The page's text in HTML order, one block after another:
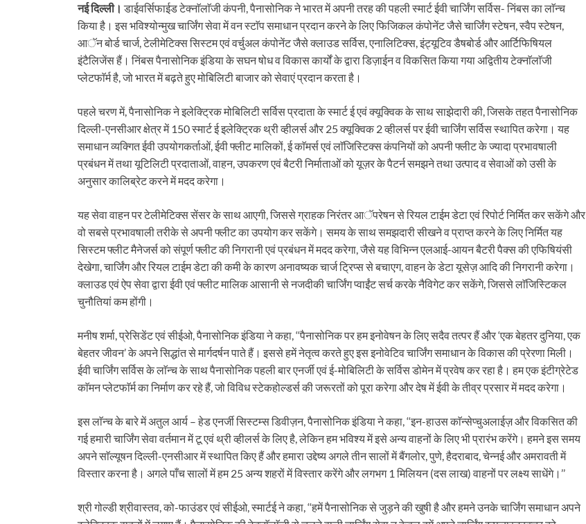
नई दिल्ली। डाईवर्सिफाईड टेक्नाॅलाॅजी कंपनी, पैनासोनिक ने भारत में अपनी तरह की पहली स्मार्ट ईवी चार्जिंग सर्विस- निंबस का लाॅन्च
किया है। इस भविश्योन्मुख चार्जिंग सेवा में वन स्टाॅप समाधान प्रदान करने के लिए फिजिकल कंपोनेंट जैसे चार्जिंग स्टेषन, स्वैप स्टेषन,
आॅन बोर्ड चार्ज, टेलीमेटिक्स सिस्टम एवं वर्चुअल कंपोनेंट जैसे क्लाउड सर्विस, एनालिटिक्स, इंट्यूटिव डैषबोर्ड और आर्टिफिषियल
इंटैलिजेंस हैं। निंबस पैनासोनिक इंडिया के सघन षोध व विकास कार्यों के द्वारा डिज़ाईन व विकसित किया गया अद्वितीय टेक्नाॅलाॅजी
प्लेटफाॅर्म है, जो भारत में बढ़ते हुए मोबिलिटी बाजार को सेवाएं प्रदान करता है।
पहले चरण में, पैनासोनिक ने इलेक्ट्रिक मोबिलिटी सर्विस प्रदाता के स्मार्ट ई एवं क्यूक्विक के साथ साझेदारी की, जिसके तहत पैनासोनिक
दिल्ली-एनसीआर क्षेत्र में 150 स्मार्ट ई इलेक्ट्रिक थ्री व्हीलर्स और 25 क्यूक्विक 2 व्हीलर्स पर ईवी चार्जिंग सर्विस स्थापित करेगा। यह
समाधान व्यक्गित ईवी उपयोगकर्ताओं, ईवी फ्लीट मालिकों, ई काॅमर्स एवं लाॅजिस्टिक्स कंपनियों को अपनी फ्लीट के ज्यादा प्रभावषाली
प्रबंधन में तथा यूटिलिटी प्रदाताओं, वाहन, उपकरण एवं बैटरी निर्माताओं को यूज़र के पैटर्न समझने तथा उत्पाद व सेवाओं को उसी के
अनुसार कालिब्रेट करने में मदद करेगा।
यह सेवा वाहन पर टेलीमेटिक्स सेंसर के साथ आएगी, जिससे ग्राहक निरंतर आॅपरेषन से रियल टाईम डेटा एवं रिपोर्ट निर्मित कर सकेंगे और
वो सबसे प्रभावषाली तरीके से अपनी फ्लीट का उपयोग कर सकेंगे। समय के साथ समझदारी सीखने व प्राप्त करने के लिए निर्मित यह
सिस्टम फ्लीट मैनेजर्स को संपूर्ण फ्लीट की निगरानी एवं प्रबंधन में मदद करेगा, जैसे यह विभिन्न एलआई-आयन बैटरी पैक्स की एफिषियंसी
देखेगा, चार्जिंग और रियल टाईम डेटा की कमी के कारण अनावष्यक चार्ज ट्रिप्स से बचाएग, वाहन के डेटा यूसेज़ आदि की निगरानी करेगा।
क्लाउड एवं ऐप सेवा द्वारा ईवी एवं फ्लीट मालिक आसानी से नजदीकी चार्जिंग प्वाईंट सर्च करके नैविगेट कर सकेंगे, जिससे लाॅजिस्टिकल
चुनौतियां कम होंगी।
मनीष शर्मा, प्रेसिडेंट एवं सीईओ, पैनासोनिक इंडिया ने कहा, ‘‘पैनासोनिक पर हम इनोवेषन के लिए सदैव तत्पर हैं और ‘एक बेहतर दुनिया, एक
बेहतर जीवन’ के अपने सिद्धांत से मार्गदर्षन पाते हैं। इससे हमें नेतृत्व करते हुए इस इनोवेटिव चार्जिंग समाधान के विकास की प्रेरणा मिली।
ईवी चार्जिंग सर्विस के लाॅन्च के साथ पैनासोनिक पहली बार एनर्जी एवं ई-मोबिलिटी के सर्विस डोमेन में प्रवेष कर रहा है। हम एक इंटीग्रेटेड
काॅमन प्लेटफाॅर्म का निर्माण कर रहे हैं, जो विविध स्टेकहोल्डर्स की जरूरतों को पूरा करेगा और देष में ईवी के तीव्र प्रसार में मदद करेगा।
इस लाॅन्च के बारे में अतुल आर्य – हेड एनर्जी सिस्टम्स डिवीज़न, पैनासोनिक इंडिया ने कहा, ‘‘इन-हाउस काॅन्सेप्चुअलाईज़ और विकसित की
गई हमारी चार्जिंग सेवा वर्तमान में टू एवं थ्री व्हीलर्स के लिए है, लेकिन हम भविश्य में इसे अन्य वाहनों के लिए भी प्रारंभ करेंगे। हमने इस समय
अपने साॅल्यूषन दिल्ली-एनसीआर में स्थापित किए हैं और हमारा उद्देष्य अगले तीन सालों में बैंगलोर, पुणे, हैदराबाद, चेन्नई और अमरावती में
विस्तार करना है। अगले पाँच सालों में हम 25 अन्य शहरों में विस्तार करेंगे और लगभग 1 मिलियन (दस लाख) वाहनों पर लक्ष्य साधेंगे।’’
श्री गोल्डी श्रीवास्तव, को-फाउंडर एवं सीईओ, स्मार्टई ने कहा, ‘‘हमें पैनासोनिक से जुड़ने की खुषी है और हमने उनके चार्जिंग समाधान अपने